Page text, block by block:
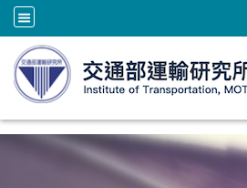
跳到主要內